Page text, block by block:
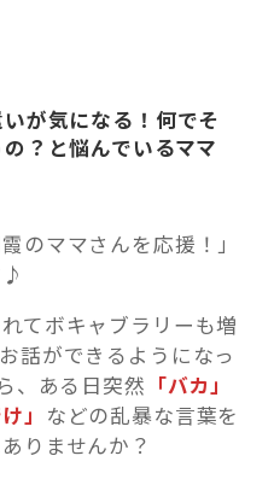
住み替え相談
が気になる！何でそ
？と悩んでいるママ
のママさんを応援！」
♪
てボキャブラリーも増
話ができるようになっ
、ある日突然 「バカ」
」 などの乱暴な言葉を
りませんか？